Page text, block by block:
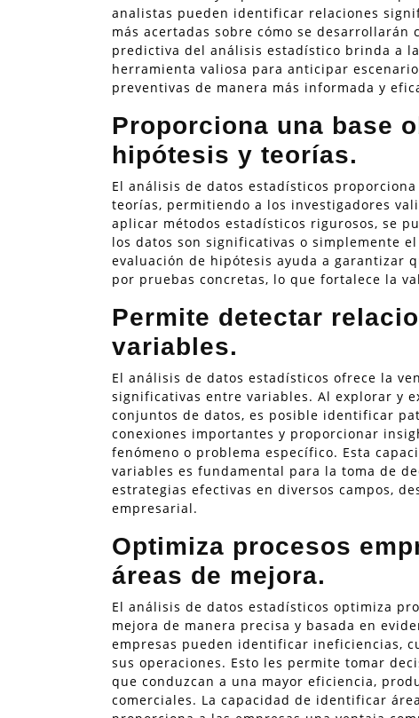
analistas pueden identificar relaciones
más acertadas sobre cómo se
predictiva del análisis estadístico brinda a
herramienta valiosa para anticipar
preventivas de manera más informada y
Proporciona una base
hipótesis y teorías.
El análisis de datos estadísticos
teorías, permitiendo a los investigadores
aplicar métodos estadísticos rigurosos, se
los datos son significativas o simplemente
evaluación de hipótesis ayuda a garantizar
por pruebas concretas, lo que fortalece la
Permite detectar
variables.
El análisis de datos estadísticos ofrece la
significativas entre variables. Al explorar y
conjuntos de datos, es posible identificar
conexiones importantes y proporcionar
fenómeno o problema específico. Esta
variables es fundamental para la toma de
estrategias efectivas en diversos campos,
empresarial.
Optimiza procesos
áreas de mejora.
El análisis de datos estadísticos optimiza
mejora de manera precisa y basada en
empresas pueden identificar ineficiencias,
sus operaciones. Esto les permite tomar
que conduzcan a una mayor eficiencia,
comerciales. La capacidad de identificar